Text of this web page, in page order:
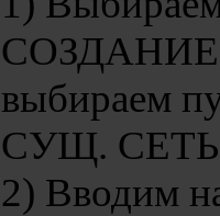
выбираем
СУЩ.
2) Вводим